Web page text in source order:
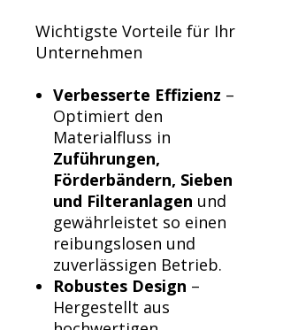
Wichtigste Vorteile für Ihr
Unternehmen
Verbesserte Effizienz –
Optimiert den
Materialfluss in
Zuführungen,
Förderbändern, Sieben
und Filteranlagen und
gewährleistet so einen
reibungslosen und
zuverlässigen Betrieb.
Robustes Design –
Hergestellt aus